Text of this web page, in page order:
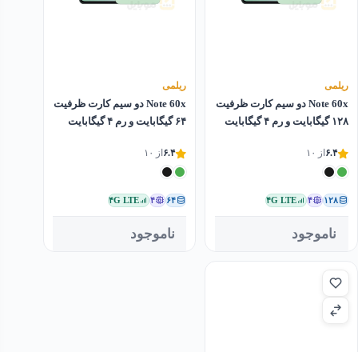
ریلمی
Note 60x دو سیم کارت ظرفیت
۱۲۸ گیگابایت و رم ۴ گیگابایت
۶.۴ از ۱۰
۱۲۸ ۴ ۴G LTE
ناموجود
ریلمی
Note 60x دو سیم کارت ظرفیت
۶۴ گیگابایت و رم ۴ گیگابایت
۶.۴ از ۱۰
۶۴ ۴ ۴G LTE
ناموجود